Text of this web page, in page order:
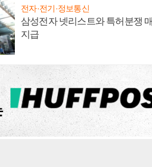
전자·전기·정보통신
삼성전자 넷리스트와 특허분쟁
지급